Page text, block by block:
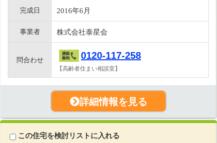
完成日 2016年6月
事業者 株式会社泰星会
問合わせ 0120-117-258
【高齢者住まい相談室】
詳細情報を見る
この住宅を検討リストに入れる